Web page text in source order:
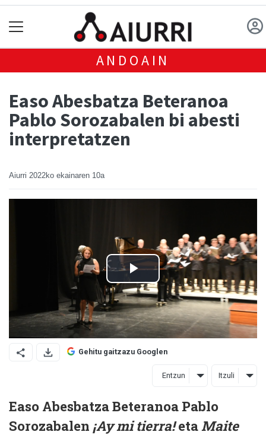
ANDOAIN
Easo Abesbatza Beteranoa
Pablo Sorozabalen bi abesti
interpretatzen
Aiurri 2022ko ekainaren 10a
Gehitu gaitzazu Googlen
Entzun Itzuli
Easo Abesbatza Beteranoa Pablo
Sorozabalen ¡Ay mi tierra!eta Maite